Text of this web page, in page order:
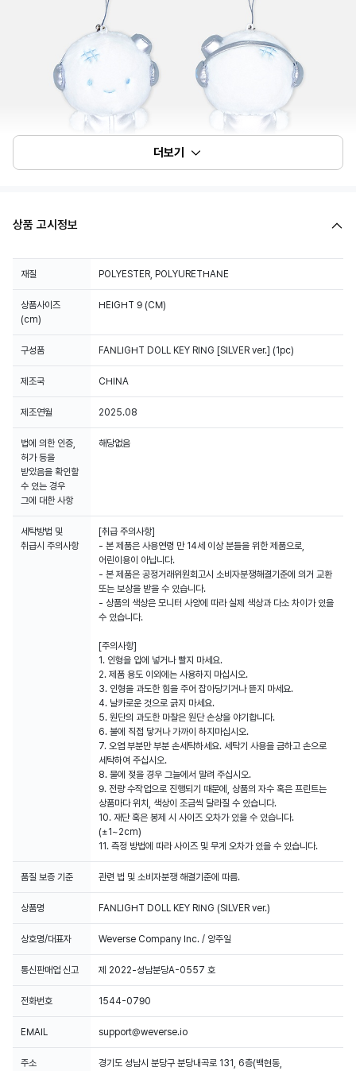
더보기
상품 고시정보
재질 POLYESTER, POLYURETHANE
상품사이즈
(cm)
HEIGHT 9 (CM)
구성품 FANLIGHT DOLL KEY RING [SILVER ver.] (1pc)
제조국 CHINA
제조연월 2025.08
법에 의한 인증,
허가 등을
받았음을 확인할
수 있는 경우
그에 대한 사항
해당없음
세탁방법 및
취급시 주의사항
[취급 주의사항]
- 본 제품은 사용연령 만 14세 이상 분들을 위한 제품으로,
어린이용이 아닙니다.
- 본 제품은 공정거래위원회고시 소비자분쟁해결기준에 의거 교환
또는 보상을 받을 수 있습니다.
- 상품의 색상은 모니터 사양에 따라 실제 색상과 다소 차이가 있을
수 있습니다.
[주의사항]
1. 인형을 입에 넣거나 빨지 마세요.
2. 제품 용도 이외에는 사용하지 마십시오.
3. 인형을 과도한 힘을 주어 잡아당기거나 뜯지 마세요.
4. 날카로운 것으로 긁지 마세요.
5. 원단의 과도한 마찰은 원단 손상을 야기합니다.
6. 불에 직접 닿거나 가까이 하지마십시오.
7. 오염 부분만 부분 손세탁하세요. 세탁기 사용을 금하고 손으로
세탁하여 주십시오.
8. 물에 젖을 경우 그늘에서 말려 주십시오.
9. 전량 수작업으로 진행되기 때문에, 상품의 자수 혹은 프린트는
상품마다 위치, 색상이 조금씩 달라질 수 있습니다.
10. 재단 혹은 봉제 시 사이즈 오차가 있을 수 있습니다.
(±1~2cm)
11. 측정 방법에 따라 사이즈 및 무게 오차가 있을 수 있습니다.
품질 보증 기준 관련 법 및 소비자분쟁 해결기준에 따름.
상품명 FANLIGHT DOLL KEY RING (SILVER ver.)
상호명/대표자 Weverse Company Inc. / 양주일
통신판매업 신고 제 2022-성남분당A-0557 호
전화번호 1544-0790
EMAIL support@weverse.io
주소
경기도 성남시 분당구 분당내곡로 131, 6층(백현동,